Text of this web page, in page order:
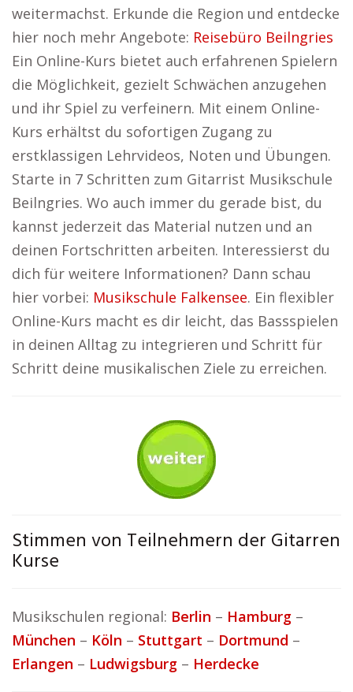
weitermachst. Erkunde die Region und entdecke
hier noch mehr Angebote: Reisebüro Beilngries
Ein Online-Kurs bietet auch erfahrenen Spielern
die Möglichkeit, gezielt Schwächen anzugehen
und ihr Spiel zu verfeinern. Mit einem Online-
Kurs erhältst du sofortigen Zugang zu
erstklassigen Lehrvideos, Noten und Übungen.
Starte in 7 Schritten zum Gitarrist Musikschule
Beilngries. Wo auch immer du gerade bist, du
kannst jederzeit das Material nutzen und an
deinen Fortschritten arbeiten. Interessierst du
dich für weitere Informationen? Dann schau
hier vorbei: Musikschule Falkensee. Ein flexibler
Online-Kurs macht es dir leicht, das Bassspielen
in deinen Alltag zu integrieren und Schritt für
Schritt deine musikalischen Ziele zu erreichen.
Stimmen von Teilnehmern der Gitarren
Kurse
Musikschulen regional: Berlin – Hamburg –
München – Köln – Stuttgart – Dortmund –
Erlangen – Ludwigsburg – Herdecke